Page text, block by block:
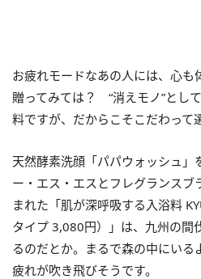
お疲れモードなあの人には、心も
贈ってみては？ “消えモノ”とし
料ですが、だからこそこだわって
天然酵素洗顔「パパウォッシュ」
ー・エス・エスとフレグランスブ
まれた「肌が深呼吸する入浴料
タイプ 3,080円）」は、九州の間
るのだとか。まるで森の中にいる
疲れが吹き飛びそうです。